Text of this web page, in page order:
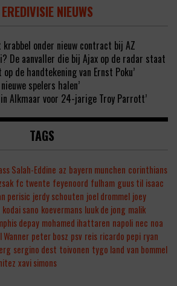
EREDIVISIE NIEUWS
krabbel onder nieuw contract bij AZ
De aanvaller die bij Ajax op de radar staat
op de handtekening van Ernst Poku’
spelers halen’
Alkmaar voor 24-jarige Troy Parrott’
TAGS
Salah-Eddine az bayern munchen corinthians
fc twente feyenoord fulham guus til isaac
perisic jerdy schouten joel drommel joey
kodai sano koevermans luuk de jong malik
depay mohamed ihattaren napoli nec noa
Wanner peter bosz psv reis ricardo pepi ryan
sergino dest toivonen tygo land van bommel
xavi simons